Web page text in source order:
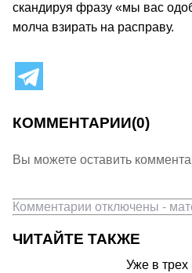
скандируя фразу «мы вас
молча взирать на расправу.
КОММЕНТАРИИ(0)
Вы можете оставить
Комментарии отключены -
ЧИТАЙТЕ ТАКЖЕ
Уже в